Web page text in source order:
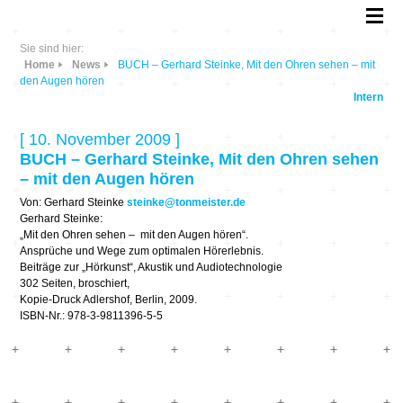
Sie sind hier:
Home
News
BUCH – Gerhard Steinke, Mit den Ohren sehen – mit
den Augen hören
Intern
[ 10. November 2009 ]
BUCH – Gerhard Steinke, Mit den Ohren sehen
– mit den Augen hören
Von: Gerhard Steinkesteinke@tonmeister.de
Gerhard Steinke:
„Mit den Ohren sehen – mit den Augen hören“.
Ansprüche und Wege zum optimalen Hörerlebnis.
Beiträge zur „Hörkunst“, Akustik und Audiotechnologie
302 Seiten, broschiert,
Kopie-Druck Adlershof, Berlin, 2009.
ISBN-Nr.: 978-3-9811396-5-5